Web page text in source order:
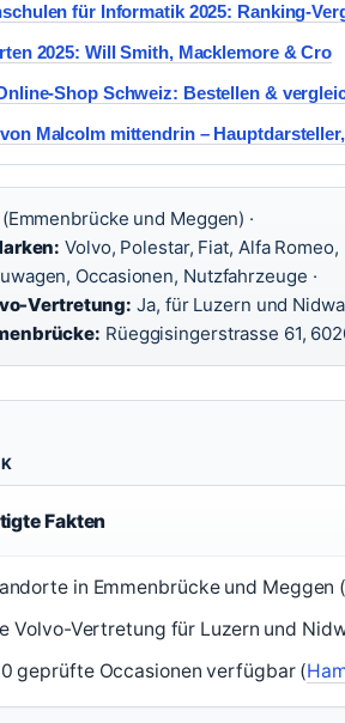
für Informatik 2025: Ranking-
2025: Will Smith, Macklemore & Cro
Shop Schweiz: Bestellen &
Malcolm mittendrin –
und Meggen) ·
Volvo, Polestar, Fiat, Alfa Romeo,
Occasionen, Nutzfahrzeuge ·
Vertretung: Ja, für Luzern und
Rüeggisingerstrasse 61,
Fakten
in Emmenbrücke und Meggen
Volvo-Vertretung für Luzern und
geprüfte Occasionen verfügbar (